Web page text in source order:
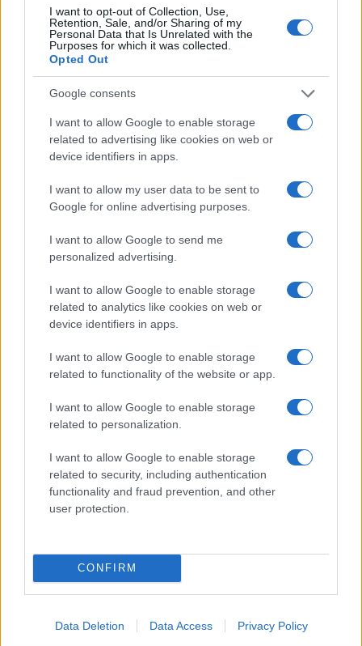
I want to opt-out of Collection, Use,
Retention, Sale, and/or Sharing of my
Personal Data that Is Unrelated with the
Purposes for which it was collected.
Opted Out
Google consents
I want to allow Google to enable storage
related to advertising like cookies on web or
device identifiers in apps.
I want to allow my user data to be sent to
Google for online advertising purposes.
I want to allow Google to send me
personalized advertising.
I want to allow Google to enable storage
related to analytics like cookies on web or
device identifiers in apps.
I want to allow Google to enable storage
related to functionality of the website or app.
I want to allow Google to enable storage
related to personalization.
I want to allow Google to enable storage
related to security, including authentication
functionality and fraud prevention, and other
user protection.
CONFIRM
Data Deletion Data Access Privacy Policy
Le nuove Havaianas Kitten Heel debuttano a
Matteo Pellegrino · 7 Ago 2026